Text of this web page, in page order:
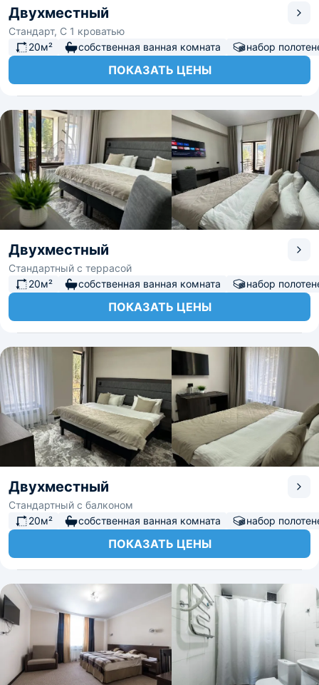
Двухместный
Стандарт, С 1 кроватью
20м²
собственная ванная комната набор
ПОКАЗАТЬ ЦЕНЫ
Двухместный
Стандартный с террасой
20м²
собственная ванная комната набор
ПОКАЗАТЬ ЦЕНЫ
Двухместный
Стандартный с балконом
20м²
собственная ванная комната набор
ПОКАЗАТЬ ЦЕНЫ